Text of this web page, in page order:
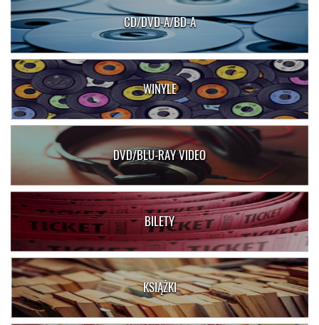
CD/DVD-A/BD-A
WINYLE
DVD/BLU-RAY VIDEO
BILETY
KSIĄŻKI